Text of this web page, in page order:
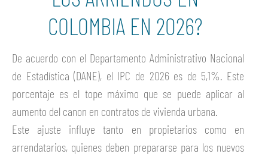
COLOMBIA EN 2026?
De acuerdo con el Departamento Administrativo Nacional
de Estadística (DANE), el IPC de 2026 es de 5,1%. Este
porcentaje es el tope máximo que se puede aplicar al
aumento del canon en contratos de vivienda urbana.
Este ajuste influye tanto en propietarios como en
arrendatarios, quienes deben prepararse para los nuevos